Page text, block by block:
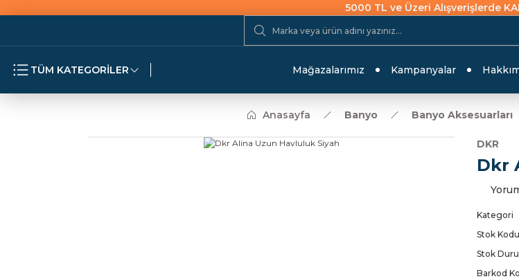
5000 TL ve Üzeri Alışverişlerde
TÜM KATEGORİLER Mağazalarımız Kampanyalar
Anasayfa Banyo Banyo Aksesuarları
DKR
Dkr
Kategori
Stok Kodu
Stok
Barkod